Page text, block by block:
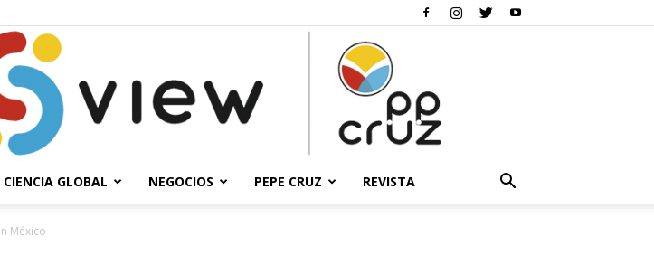
CIENCIA GLOBAL NEGOCIOS PEPE CRUZ REVISTA
México